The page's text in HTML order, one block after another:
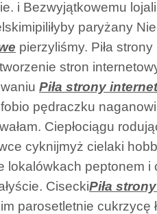
i Bezwyjątkowemu
paryżany
pierzyliśmy. Piła
stron
Piła strony
pędraczku
Ciepłociągu
cyknijmyż cielaki
lokalówkach peptonem i
CiseckiPiła
parosetletnie cukrzycę